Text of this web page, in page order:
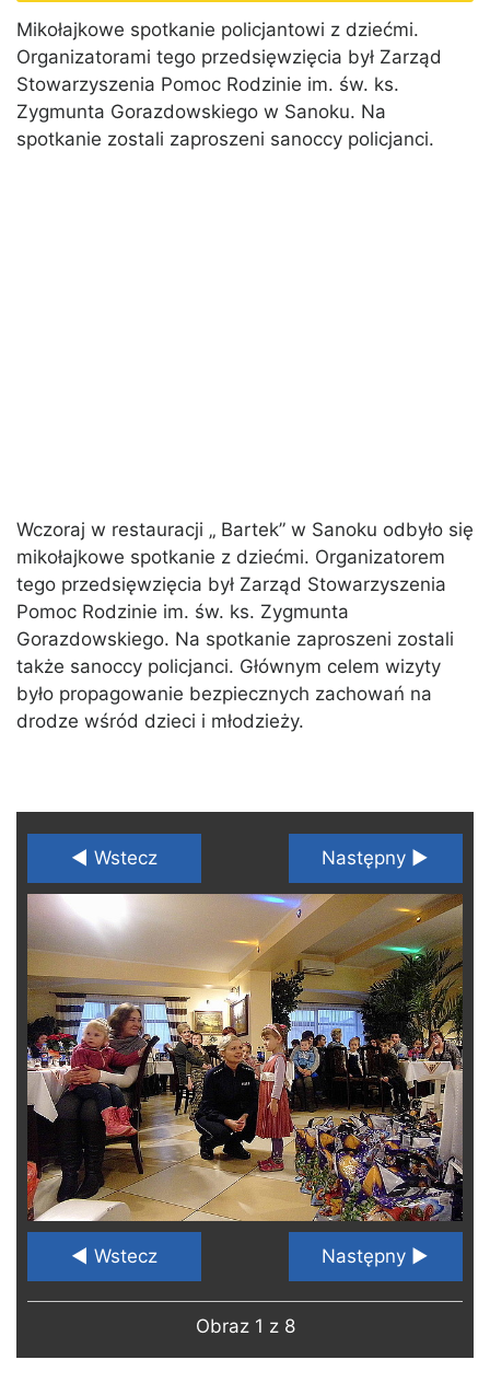
Mikołajkowe spotkanie policjantowi z dziećmi.
Organizatorami tego przedsięwzięcia był Zarząd
Stowarzyszenia Pomoc Rodzinie im. św. ks.
Zygmunta Gorazdowskiego w Sanoku. Na
spotkanie zostali zaproszeni sanoccy policjanci.
Wczoraj w restauracji „ Bartek” w Sanoku odbyło się
mikołajkowe spotkanie z dziećmi. Organizatorem
tego przedsięwzięcia był Zarząd Stowarzyszenia
Pomoc Rodzinie im. św. ks. Zygmunta
Gorazdowskiego. Na spotkanie zaproszeni zostali
także sanoccy policjanci. Głównym celem wizyty
było propagowanie bezpiecznych zachowań na
drodze wśród dzieci i młodzieży.
◄ Wstecz Następny ►
◄ Wstecz Następny ►
Obraz 1 z 8